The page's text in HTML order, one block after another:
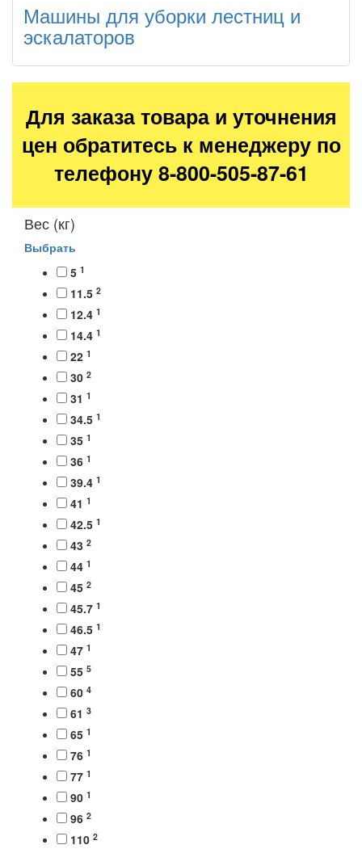
Машины для уборки лестниц и
эскалаторов
Для заказа товара и уточнения
цен обратитесь к менеджеру по
телефону 8-800-505-87-61
Вес (кг)
Выбрать
5 1
11.5 2
12.4 1
14.4 1
22 1
30 2
31 1
34.5 1
35 1
36 1
39.4 1
41 1
42.5 1
43 2
44 1
45 2
45.7 1
46.5 1
47 1
55 5
60 4
61 3
65 1
76 1
77 1
90 1
96 2
110 2